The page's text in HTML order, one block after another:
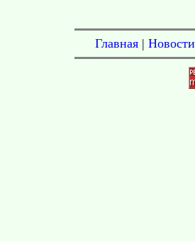
Главная | Новости